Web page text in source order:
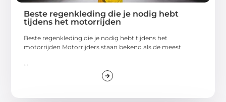
Beste regenkleding die je nodig hebt
tijdens het motorrijden
Beste regenkleding die je nodig hebt tijdens het
motorrijden Motorrijders staan ​​bekend als de meest
...